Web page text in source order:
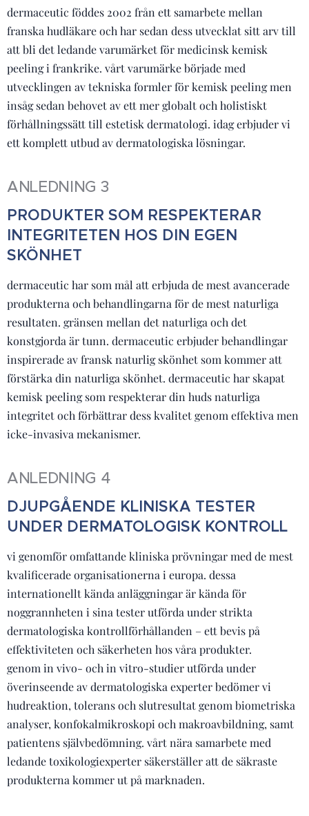
dermaceutic föddes 2002 från ett samarbete mellan
franska hudläkare och har sedan dess utvecklat sitt arv till
att bli det ledande varumärket för medicinsk kemisk
peeling i frankrike. vårt varumärke började med
utvecklingen av tekniska formler för kemisk peeling men
insåg sedan behovet av ett mer globalt och holistiskt
förhållningssätt till estetisk dermatologi. idag erbjuder vi
ett komplett utbud av dermatologiska lösningar.
ANLEDNING 3
PRODUKTER SOM RESPEKTERAR
INTEGRITETEN HOS DIN EGEN
SKÖNHET
dermaceutic har som mål att erbjuda de mest avancerade
produkterna och behandlingarna för de mest naturliga
resultaten. gränsen mellan det naturliga och det
konstgjorda är tunn. dermaceutic erbjuder behandlingar
inspirerade av fransk naturlig skönhet som kommer att
förstärka din naturliga skönhet. dermaceutic har skapat
kemisk peeling som respekterar din huds naturliga
integritet och förbättrar dess kvalitet genom effektiva men
icke-invasiva mekanismer.
ANLEDNING 4
DJUPGÅENDE KLINISKA TESTER
UNDER DERMATOLOGISK KONTROLL
vi genomför omfattande kliniska prövningar med de mest
kvalificerade organisationerna i europa. dessa
internationellt kända anläggningar är kända för
noggrannheten i sina tester utförda under strikta
dermatologiska kontrollförhållanden – ett bevis på
effektiviteten och säkerheten hos våra produkter.
genom in vivo- och in vitro-studier utförda under
överinseende av dermatologiska experter bedömer vi
hudreaktion, tolerans och slutresultat genom biometriska
analyser, konfokalmikroskopi och makroavbildning, samt
patientens självbedömning. vårt nära samarbete med
ledande toxikologiexperter säkerställer att de säkraste
produkterna kommer ut på marknaden.